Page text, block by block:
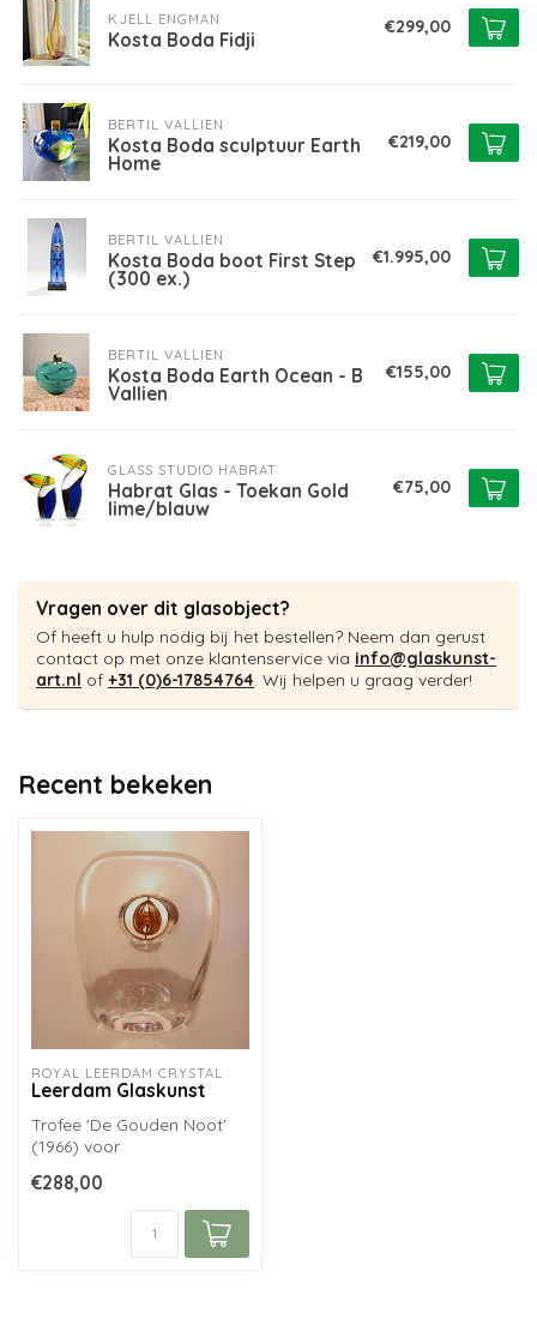
KJELL ENGMAN
Kosta Boda Fidji
€299,00
BERTIL VALLIEN
Kosta Boda sculptuur Earth
Home
€219,00
BERTIL VALLIEN
Kosta Boda boot First Step
(300 ex.)
€1.995,00
BERTIL VALLIEN
Kosta Boda Earth Ocean - B
Vallien
€155,00
GLASS STUDIO HABRAT
Habrat Glas - Toekan Gold
lime/blauw
€75,00
Vragen over dit glasobject?
Of heeft u hulp nodig bij het bestellen? Neem dan gerust
contact op met onze klantenservice via info@glaskunst-
art.nl of +31 (0)6-17854764. Wij helpen u graag verder!
Recent bekeken
ROYAL LEERDAM CRYSTAL
Leerdam Glaskunst
Trofee 'De Gouden Noot'
(1966) voor
in de Glasfabriek L...
€288,00